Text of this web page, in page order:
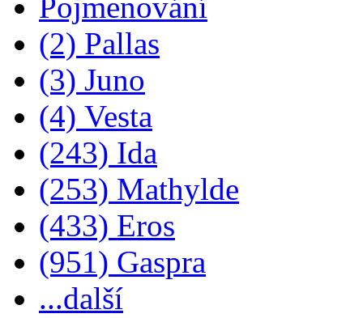
(2) Pallas
(3) Juno
(4) Vesta
(243) Ida
(253) Mathylde
(433) Eros
(951) Gaspra
...další